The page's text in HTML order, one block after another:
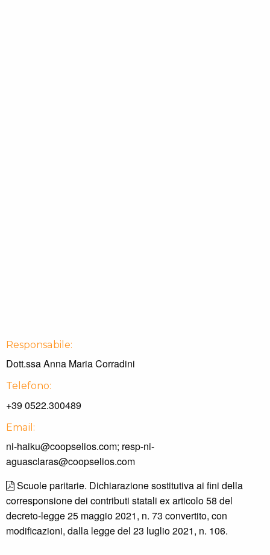
Responsabile:
Dott.ssa Anna Maria Corradini
Telefono:
+39 0522.300489
Email:
ni-haiku@coopselios.com; resp-ni-
aguasclaras@coopselios.com
Scuole paritarie. Dichiarazione sostitutiva ai fini della
corresponsione dei contributi statali ex articolo 58 del
decreto-legge 25 maggio 2021, n. 73 convertito, con
modificazioni, dalla legge del 23 luglio 2021, n. 106.